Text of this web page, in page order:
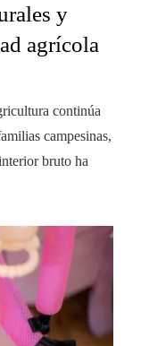
y
agrícola
continúa
campesinas,
bruto ha